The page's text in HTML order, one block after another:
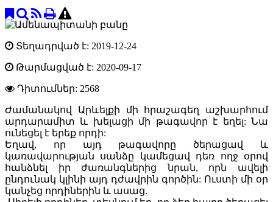
Տեղադրված է: 2019-12-24
Թարմացված է: 2020-09-17
Դիտումներ: 2568
Ժամանակով Արևելքի մի հրաշագեղ աշխարհում
արդարամիտ և խելացի մի թագավոր է եղել: Նա
ունեցել է երեք որդի:
Եղավ, որ այդ թագավորը ծերացավ և
կառավարության սանձը կամեցավ դեռ ողջ օրով
հանձնել իր ժառանգներից նրան, որն ավելի
ընդունակ կլինի այդ դժավրին գործին: Ուստի մի օր
կանչեց որդիներին և ասաց.